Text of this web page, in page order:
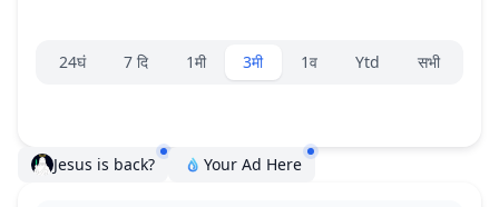
रेंज चयनकर्ता।
24घं 7 दि 1मी 3मी 1व Ytd सभी
Jesus is back? Your Ad Here